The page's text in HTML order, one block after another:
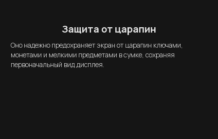
Защита от царапин
Оно надежно предохраняет экран от царапин ключами,
монетами и мелкими предметами в сумке, сохраняя
первоначальный вид дисплея.